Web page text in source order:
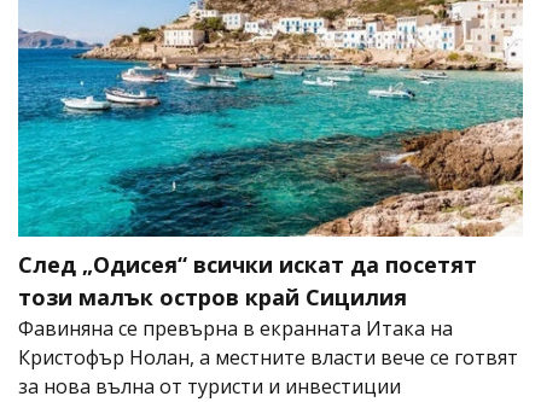
След „Одисея“ всички искат да посетят
този малък остров край Сицилия
Фавиняна се превърна в екранната Итака на
Кристофър Нолан, а местните власти вече се готвят
за нова вълна от туристи и инвестиции